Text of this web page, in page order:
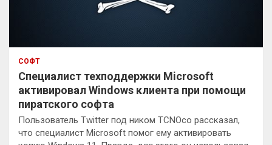
СОФТ
Специалист техподдержки Microsoft
активировал Windows клиента при помощи
пиратского софта
Пользователь Twitter под ником TCNOco рассказал,
что специалист Microsoft помог ему активировать